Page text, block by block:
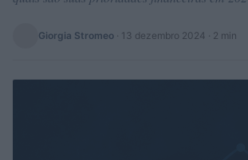
Giorgia Stromeo · 13 dezembro 2024 · 2 min